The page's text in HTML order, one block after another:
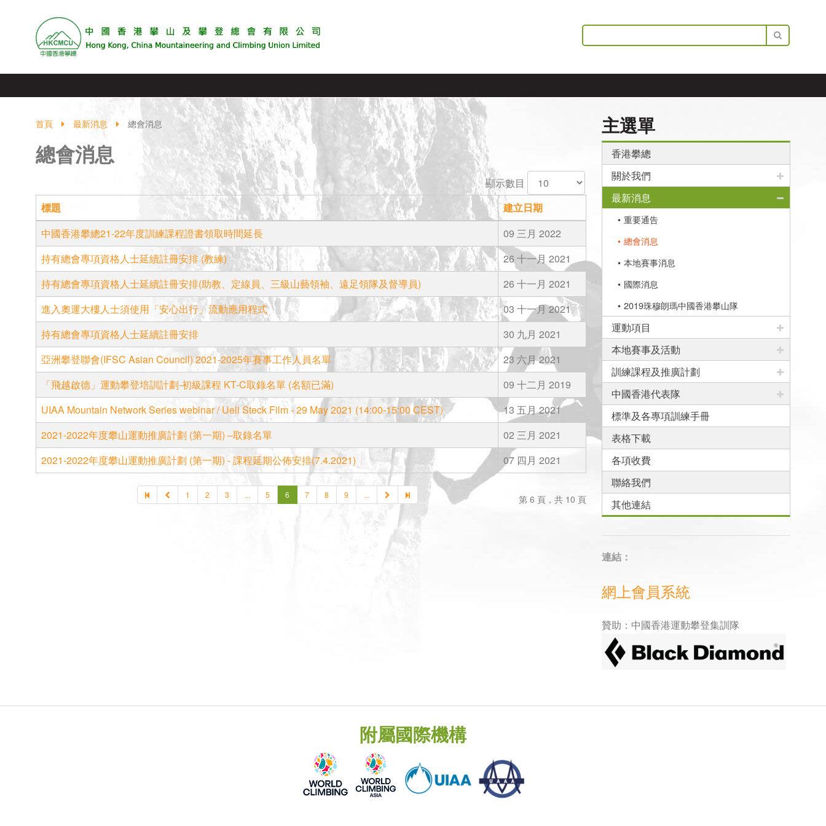
首頁 最新消息 總會消息
總會消息
顯示數目
標題
建立日期
中國香港攀總21-22年度訓練課程證書領取時間延長
09 三月 2022
持有總會專項資格人士延續註冊安排 (教練)
26 十一月 2021
持有總會專項資格人士延續註冊安排(助教、定線員、三級山藝領袖、遠足領隊及督導員)
26 十一月 2021
進入奧運大樓人士須使用「安心出行」流動應用程式
03 十一月 2021
持有總會專項資格人士延續註冊安排
30 九月 2021
亞洲攀登聯會(IFSC Asian Council) 2021-2025年賽事工作人員名單
23 六月 2021
「飛越啟德」運動攀登培訓計劃-初級課程 KT-C取錄名單 (名額已滿)
09 十二月 2019
UIAA Mountain Network Series webinar / Ueli Steck Film - 29 May 2021 (14:00-15:00 CEST)
13 五月 2021
2021-2022年度攀山運動推廣計劃 (第一期) –取錄名單
02 三月 2021
2021-2022年度攀山運動推廣計劃 (第一期) - 課程延期公佈安排(7.4.2021)
07 四月 2021
第 6 頁，共 10 頁
1 2 3 ... 5 6 7 8 9 ...
主選單
香港攀總
關於我們
最新消息
重要通告
總會消息
本地賽事消息
國際消息
2019珠穆朗瑪中國香港攀山隊
運動項目
本地賽事及活動
訓練課程及推廣計劃
中國香港代表隊
標準及各專項訓練手冊
表格下載
各項收費
聯絡我們
其他連結
連結：
網上會員系統
贊助：中國香港運動攀登集訓隊
附屬國際機構